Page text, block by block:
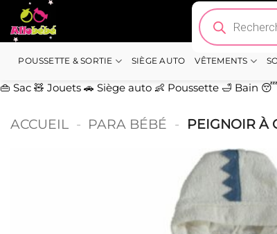
Passer
au
contenu
Recherche
de
produits
POUSSETTE & SORTIE SIÈGE AUTO VÊTEMENTS
👜 Sac 🧸 Jouets 🚗 Siège auto 👶 Poussette 🛁 Bain 😴
ACCUEIL - PARA BÉBÉ - PEIGNOIR À